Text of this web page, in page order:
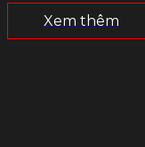
Xem thêm